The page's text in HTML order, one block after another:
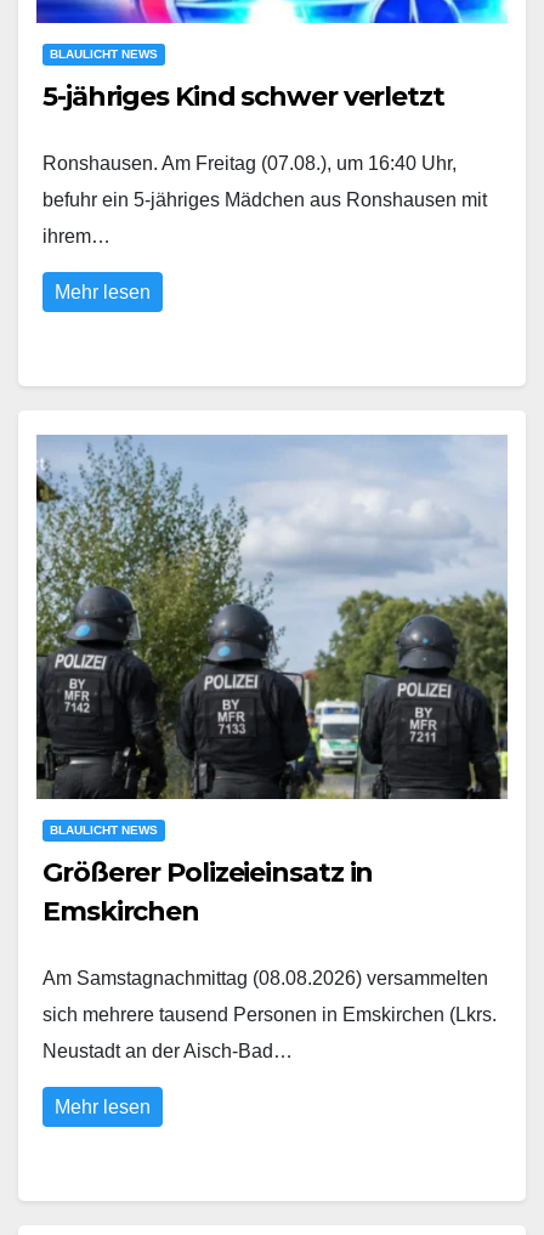
BLAULICHT NEWS
5-jähriges Kind schwer verletzt
Ronshausen. Am Freitag (07.08.), um 16:40 Uhr,
befuhr ein 5-jähriges Mädchen aus Ronshausen mit
ihrem…
Mehr lesen
BLAULICHT NEWS
Größerer Polizeieinsatz in
Emskirchen
Am Samstagnachmittag (08.08.2026) versammelten
sich mehrere tausend Personen in Emskirchen (Lkrs.
Neustadt an der Aisch-Bad…
Mehr lesen